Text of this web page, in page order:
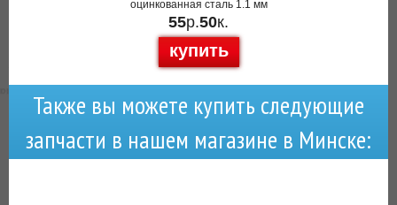
оцинкованная сталь 1.1 мм
55р.50к.
купить
Также вы можете купить следующие
запчасти в нашем магазине в Минске: